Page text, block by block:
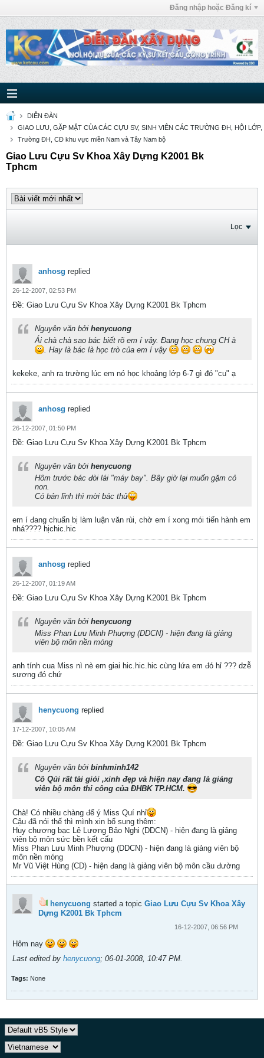
Đăng nhập hoặc Đăng kí
DIỄN ĐÀN
GIAO LƯU, GẶP MẶT CỦA CÁC CỰU SV, SINH VIÊN CÁC TRƯỜNG ĐH, HỘI LỚP,
Trường ĐH, CĐ khu vực miền Nam và Tây Nam bộ
Giao Lưu Cựu Sv Khoa Xây Dựng K2001 Bk
Tphcm
Lọc
anhosg replied
26-12-2007, 02:53 PM
Ðề: Giao Lưu Cựu Sv Khoa Xây Dựng K2001 Bk Tphcm
Nguyên văn bởi henycuong
Ái chà chà sao bác biết rõ em í vậy. Đang học chung CH à
. Hay là bác là học trò của em í vậy
kekeke, anh ra trường lúc em nó học khoảng lớp 6-7 gì đó "cu" ạ
anhosg replied
26-12-2007, 01:50 PM
Ðề: Giao Lưu Cựu Sv Khoa Xây Dựng K2001 Bk Tphcm
Nguyên văn bởi henycuong
Hôm trước bác đòi lái "máy bay". Bây giờ lại muốn gặm cỏ
non.
Có bản lĩnh thì mời bác thử
em í đang chuẩn bị làm luận văn rùi, chờ em í xong mói tiến hành em
nhá???? hịchic.hic
anhosg replied
26-12-2007, 01:19 AM
Ðề: Giao Lưu Cựu Sv Khoa Xây Dựng K2001 Bk Tphcm
Nguyên văn bởi henycuong
Miss Phan Lưu Minh Phượng (DDCN) - hiện đang là giảng
viên bộ môn nền móng
anh tính cua Miss nì nè em giai hic.hic.hic cùng lứa em đó hỉ ??? dzễ
sương đó chứ
henycuong replied
17-12-2007, 10:05 AM
Ðề: Giao Lưu Cựu Sv Khoa Xây Dựng K2001 Bk Tphcm
Nguyên văn bởi binhminh142
Cô Qúi rất tài giỏi ,xinh đẹp và hiện nay đang là giảng
viên bộ môn thi công của ĐHBK TP.HCM.
Chà! Có nhiều chàng để ý Miss Quí nhỉ
Cậu đã nói thế thì mình xin bổ sung thêm:
Huy chương bạc Lê Lương Bảo Nghi (DDCN) - hiện đang là giảng
viên bộ môn sức bền kết cấu
Miss Phan Lưu Minh Phượng (DDCN) - hiện đang là giảng viên bộ
môn nền móng
Mr Vũ Việt Hùng (CD) - hiện đang là giảng viên bộ môn cầu đường
henycuong started a topic Giao Lưu Cựu Sv Khoa Xây
Dựng K2001 Bk Tphcm
16-12-2007, 06:56 PM
Hôm nay
Last edited by henycuong; 06-01-2008, 10:47 PM.
Tags: None